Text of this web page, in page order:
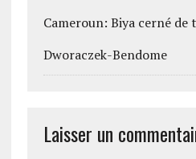
Cameroun: Biya cerné
Dworaczek-Bendome
Laisser un